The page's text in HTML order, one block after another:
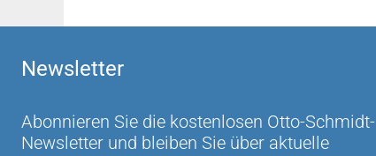
Newsletter
Abonnieren Sie die kostenlosen Otto-Schmidt-
Newsletter und bleiben Sie über aktuelle